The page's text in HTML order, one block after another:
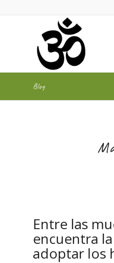
Blog
Entre las
encuentra
adoptar los